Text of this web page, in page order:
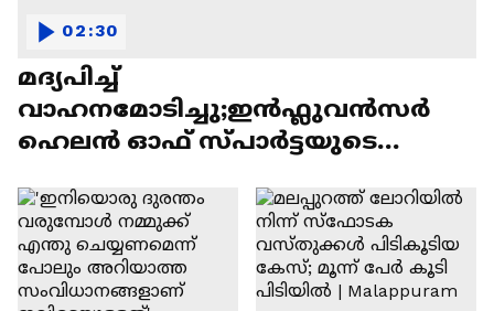
മദ്യപിച്ച്
വാഹനമോടിച്ചു;ഇന്‍ഫ്ലുവന്‍സര്‍
ഹെലന്‍ ഓഫ് സ്പാര്‍ട്ടയുടെ
02:30